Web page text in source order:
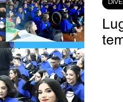
(Im)pertinências
Coluna Beto
Diversidade Bisbi